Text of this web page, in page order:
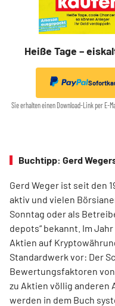
Heiße Tage –
Sie erhalten einen Download-Link per E-
Buchtipp: Gerd
Gerd Weger ist seit den
aktiv und vielen
Sonntag oder als
depots“ bekannt. Im
Aktien auf
Standardwerk vor: Der
Bewertungsfaktoren
zu Aktien völlig anderen
werden in dem Buch